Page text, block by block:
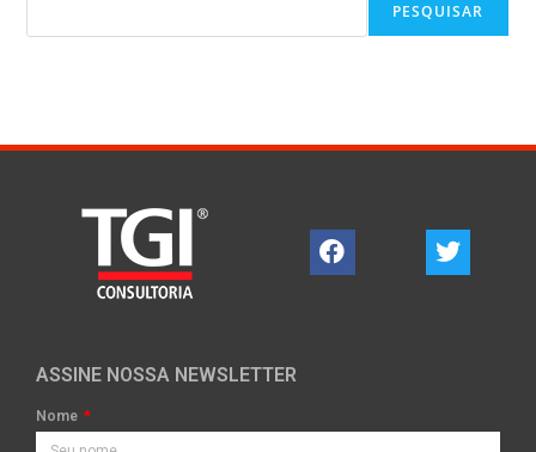
PESQUISAR
ASSINE NOSSA NEWSLETTER
Nome